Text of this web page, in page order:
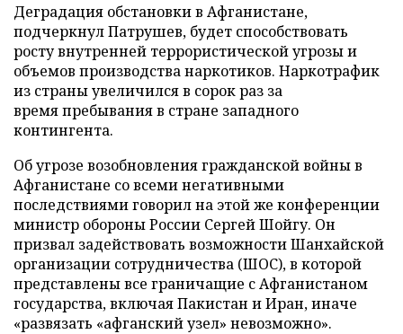
Деградация обстановки в Афганистане,
подчеркнул Патрушев, будет способствовать
росту внутренней террористической угрозы и
объемов производства наркотиков. Наркотрафик
из страны увеличился в сорок раз за
время пребывания в стране западного
контингента.
Об угрозе возобновления гражданской войны в
Афганистане со всеми негативными
последствиями говорил на этой же конференции
министр обороны России Сергей Шойгу. Он
призвал задействовать возможности Шанхайской
организации сотрудничества (ШОС), в которой
представлены все граничащие с Афганистаном
государства, включая Пакистан и Иран, иначе
«развязать «афганский узел» невозможно».